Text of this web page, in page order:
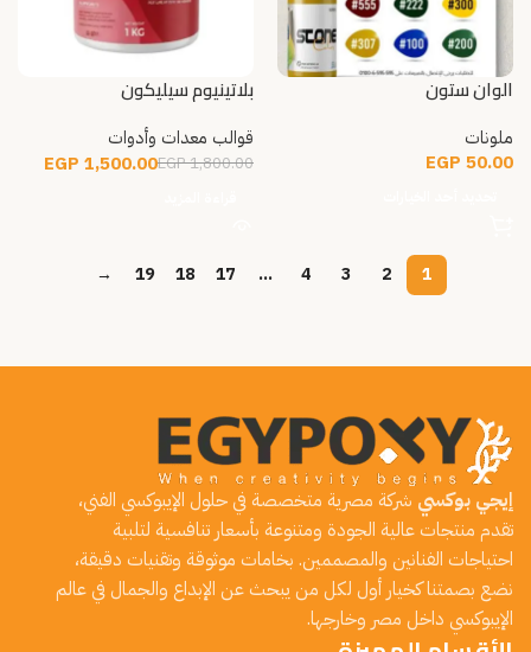
الوان ستون
ملونات
50.00
EGP
بلاتينيوم سيليكون
قوالب معدات وأدوات
1,800.00
EGP
1,500.00
EGP
1
2
3
4
…
17
18
19
→
إيجي بوكسي شركة مصرية متخصصة في حلول الإيبوكسي الفني،
تقدم منتجات عالية الجودة ومتنوعة بأسعار تنافسية لتلبية
احتياجات الفنانين والمصممين. بخامات موثوقة وتقنيات دقيقة،
نضع بصمتنا كخيار أول لكل من يبحث عن الإبداع والجمال في عالم
الإيبوكسي داخل مصر وخارجها.